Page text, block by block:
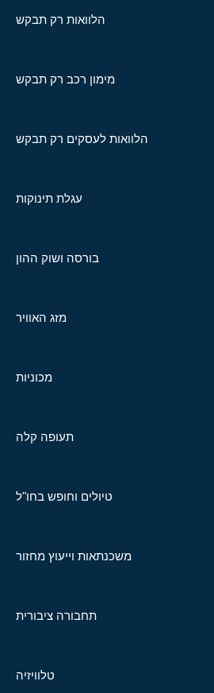
הלוואות רק תבקש
מימון רכב רק תבקש
הלוואות לעסקים רק תבקש
עגלת תינוקות
בורסה ושוק ההון
מזג האוויר
מכוניות
תעופה קלה
טיולים וחופש בחו"ל
משכנתאות וייעוץ מחזור
תחבורה ציבורית
טלוויזיה